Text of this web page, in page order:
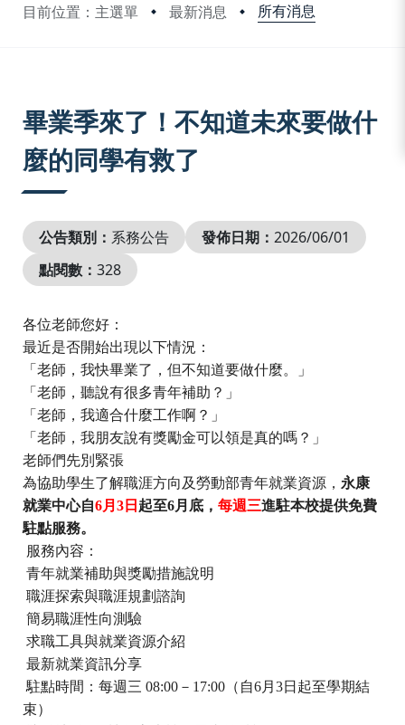
目前位置：主選單 最新消息 所有消息
畢業季來了！不知道未來要做什
麼的同學有救了
公告類別： 系務公告 發佈日期： 2026/06/01
點閱數： 328
各位老師您好：
最近是否開始出現以下情況：
「老師，我快畢業了，但不知道要做什麼。」
「老師，聽說有很多青年補助？」
「老師，我適合什麼工作啊？」
「老師，我朋友說有獎勵金可以領是真的嗎？」
老師們先別緊張
為協助學生了解職涯方向及勞動部青年就業資源， 永康
就業中心自6月 3 日 起至6月底， 每週三進駐本校提供免費
駐點服務。
服務內容：
青年就業補助與獎勵措施說明
職涯探索與職涯規劃諮詢
簡易職涯性向測驗
求職工具與就業資源介紹
最新就業資訊分享
駐點時間：每週三 08:00 － 17:00 （自6月 3日起至學期結
束）